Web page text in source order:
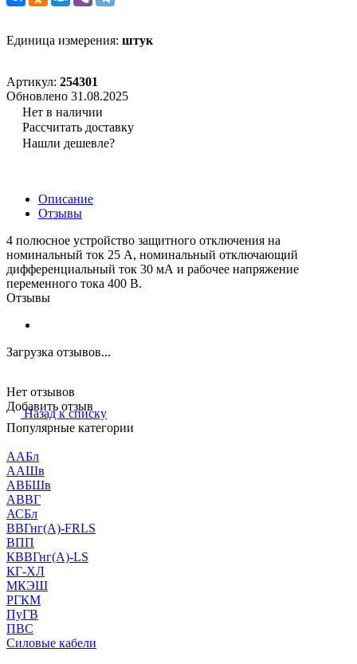
Единица измерения: штук
Артикул: 254301
Обновлено 31.08.2025
Нет в наличии
Рассчитать доставку
Нашли дешевле?
Описание
Отзывы
4 полюсное устройство защитного отключения на
номинальный ток 25 А, номинальный отключающий
дифференциальный ток 30 мА и рабочее напряжение
переменного тока 400 В.
Отзывы
Загрузка отзывов...
Нет отзывов
Добавить отзыв
Назад к списку
Популярные категории
ААБл
ААШв
АВБШв
АВВГ
АСБл
ВВГнг(А)-FRLS
ВПП
КВВГнг(А)-LS
КГ-ХЛ
МКЭШ
РГКМ
ПуГВ
ПВС
Силовые кабели